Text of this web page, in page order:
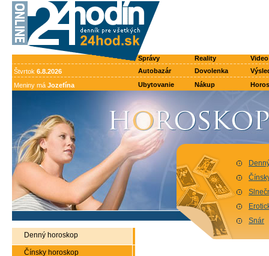
Správy Reality
Video
Štvrtok 6.8.2026 Autobazár Dovolenka
Meniny má Jozefína Ubytovanie Nákup
Snár
Denný horoskop
Čínsky horoskop